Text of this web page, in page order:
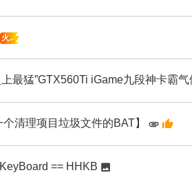
火..
最猛”GTX560Ti iGame九段神卡霸气
清理项目垃圾文件的BAT】
== HHKB